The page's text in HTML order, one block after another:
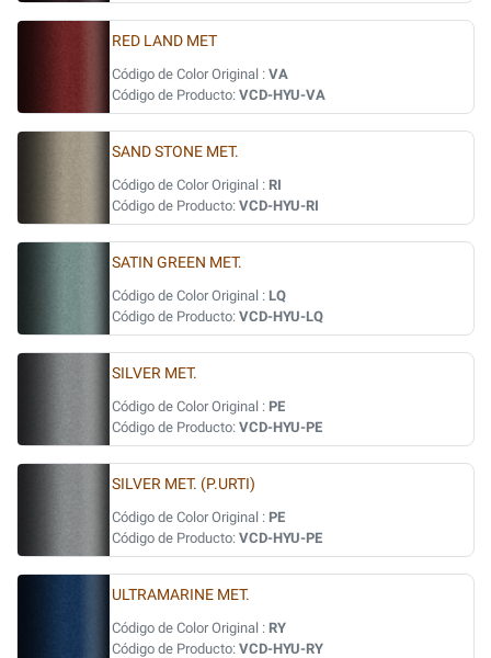
RED LAND MET
Código de Color Original : VA
Código de Producto: VCD-HYU-VA
SAND STONE MET.
Código de Color Original : RI
Código de Producto: VCD-HYU-RI
SATIN GREEN MET.
Código de Color Original : LQ
Código de Producto: VCD-HYU-LQ
SILVER MET.
Código de Color Original : PE
Código de Producto: VCD-HYU-PE
SILVER MET. (P.URTI)
Código de Color Original : PE
Código de Producto: VCD-HYU-PE
ULTRAMARINE MET.
Código de Color Original : RY
Código de Producto: VCD-HYU-RY